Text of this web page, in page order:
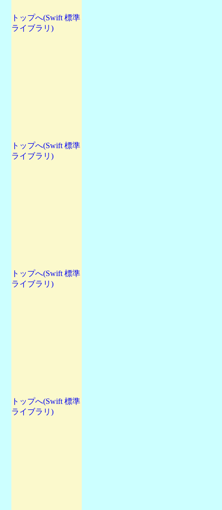
トップへ(Swift 標準
ライブラリ)
トップへ(Swift 標準
ライブラリ)
トップへ(Swift 標準
ライブラリ)
トップへ(Swift 標準
ライブラリ)